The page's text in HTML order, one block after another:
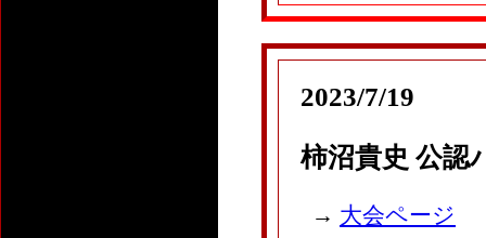
2023/7/19
柿沼貴史 公認
→ 大会ページ